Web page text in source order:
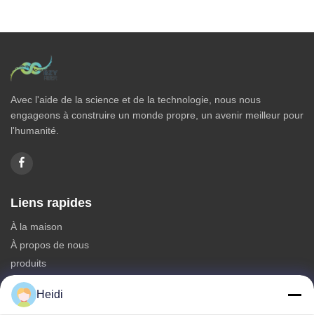
Avec l'aide de la science et de la technologie, nous nous
engageons à construire un monde propre, un avenir meilleur pour
l'humanité.
Liens rapides
À la maison
À propos de nous
produits
Nous contacter
Heidi